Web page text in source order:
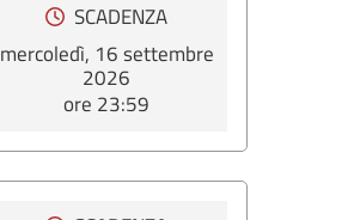
SCADENZA
mercoledì, 16 settembre
2026
ore 23:59